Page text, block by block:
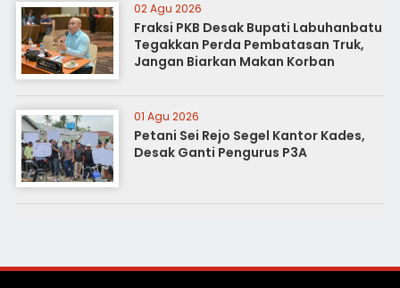
02 Agu 2026
Fraksi PKB Desak Bupati Labuhanbatu
Tegakkan Perda Pembatasan Truk,
Jangan Biarkan Makan Korban
01 Agu 2026
Petani Sei Rejo Segel Kantor Kades,
Desak Ganti Pengurus P3A